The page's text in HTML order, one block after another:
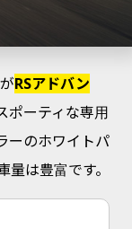
RSアドバン
ポーティな専用
ーのホワイトパ
は豊富です。